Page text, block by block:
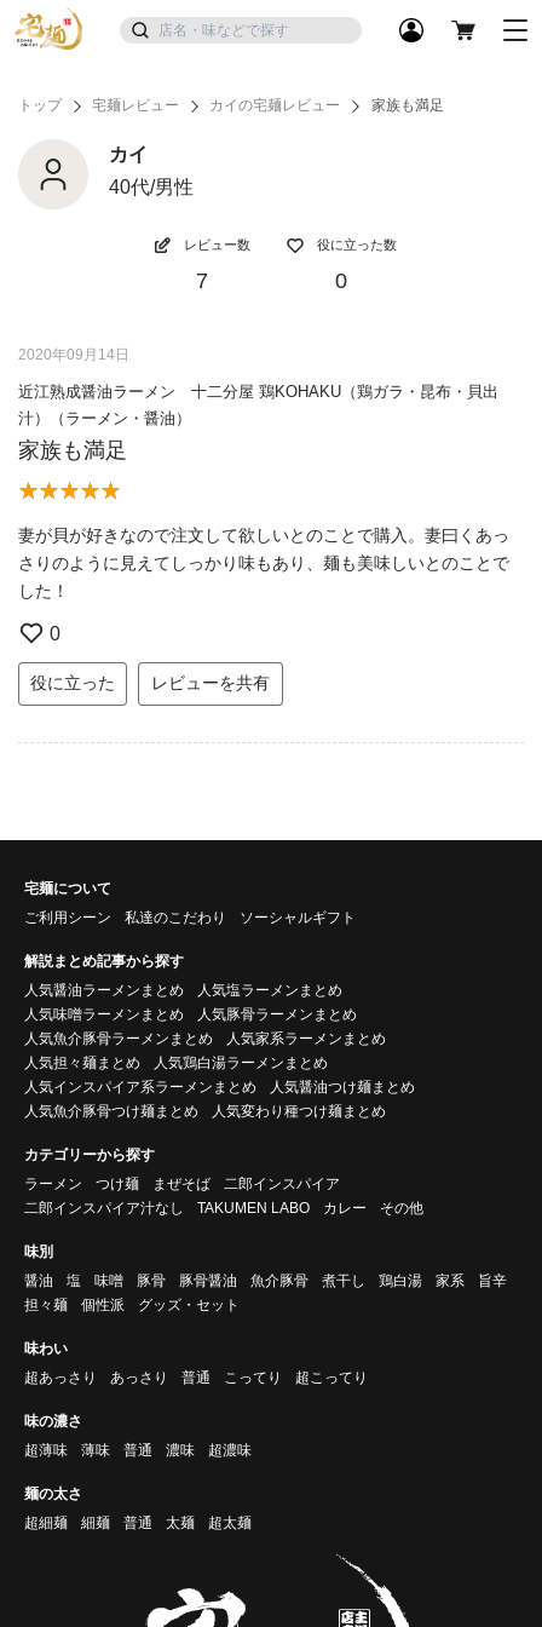
トップ 宅麺レビュー カイの宅麺レビュー 家族も満足
カイ
40代/男性
レビュー数
7
役に立った数
0
2020年09月14日
近江熟成醤油ラーメン 十二分屋 鶏KOHAKU（鶏ガラ・昆布・貝出
汁）（ラーメン・醤油）
家族も満足
妻が貝が好きなので注文して欲しいとのことで購入。妻曰くあっ
さりのように見えてしっかり味もあり、麺も美味しいとのことで
した！
0
役に立った レビューを共有
宅麺について
ご利用シーン
私達のこだわり ソーシャルギフト
解説まとめ記事から探す
人気醤油ラーメンまとめ
人気塩ラーメンまとめ
人気味噌ラーメンまとめ
人気豚骨ラーメンまとめ
人気魚介豚骨ラーメンまとめ
人気家系ラーメンまとめ
人気担々麺まとめ
人気鶏白湯ラーメンまとめ
人気インスパイア系ラーメンまとめ
人気醤油つけ麺まとめ
人気魚介豚骨つけ麺まとめ
人気変わり種つけ麺まとめ
カテゴリーから探す
ラーメン
つけ麺 まぜそば
二郎インスパイア
二郎インスパイア汁なし
TAKUMEN LABO カレー その他
味別
醤油
塩 味噌 豚骨 豚骨醤油 魚介豚骨 煮干し 鶏白湯 家系
旨辛
担々麺
個性派 グッズ・セット
味わい
超あっさり
あっさり 普通 こってり 超こってり
味の濃さ
超薄味
薄味 普通 濃味 超濃味
麺の太さ
超細麺
細麺 普通 太麺 超太麺